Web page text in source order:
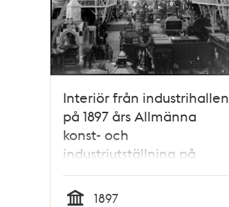
Interiör från industrihallen
på 1897 års Allmänna
konst- och
industriutställning på
Djurgården
1897